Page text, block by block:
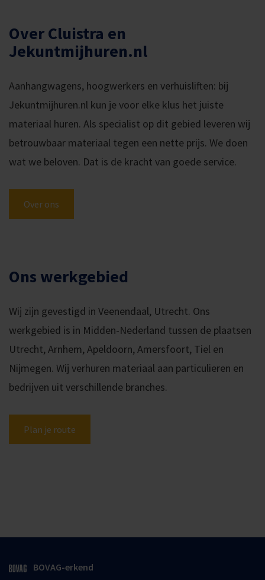
Over Cluistra en
Jekuntmijhuren.nl
Aanhangwagens, hoogwerkers en verhuisliften: bij
Jekuntmijhuren.nl kun je voor elke klus het juiste
materiaal huren. Als specialist op dit gebied leveren wij
betrouwbaar materiaal tegen een nette prijs. We doen
wat we beloven. Dat is de kracht van goede service.
Over ons
Ons werkgebied
Wij zijn gevestigd in Veenendaal, Utrecht. Ons
werkgebied is in Midden-Nederland tussen de plaatsen
Utrecht, Arnhem, Apeldoorn, Amersfoort, Tiel en
Nijmegen. Wij verhuren materiaal aan particulieren en
bedrijven uit verschillende branches.
Plan je route
BOVAG-erkend